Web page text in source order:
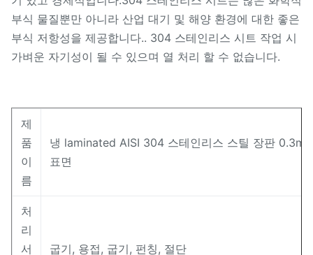
부식 물질뿐만 아니라 산업 대기 및 해양 환경에 대한 좋은
부식 저항성을 제공합니다.. 304 스테인리스 시트 작업 시
가벼운 자기성이 될 수 있으며 열 처리 할 수 없습니다.
제
품
이
름
냉 laminated AISI 304 스테인리스 스틸 장판
표면
처
리
서
굽기, 용접, 굽기, 펀칭, 절단